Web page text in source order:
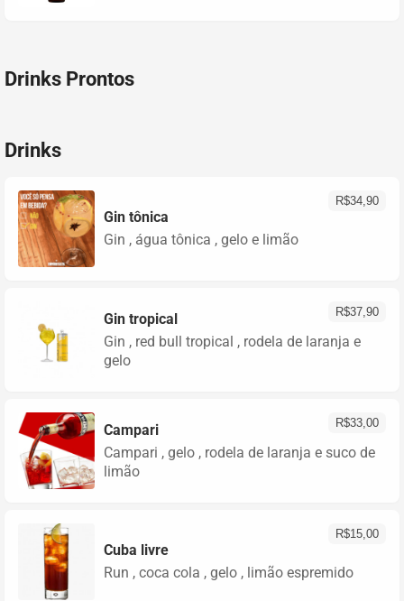
Drinks Prontos
Drinks
R$34,90
Gin tônica
Gin , água tônica , gelo e limão
R$37,90
Gin tropical
Gin , red bull tropical , rodela de laranja e
gelo
R$33,00
Campari
Campari , gelo , rodela de laranja e suco de
limão
R$15,00
Cuba livre
Run , coca cola , gelo , limão espremido